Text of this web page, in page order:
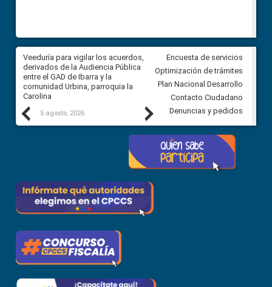
Previous
Veeduría para vigilar los acuerdos,
derivados de la Audiencia Pública
entre el GAD de Ibarra y la
comunidad Urbina, parroquia la
Carolina
5 agosto, 2026
CPCCS convoca a Veeduría
Ciudadana para vigilar el
5 agosto, 2026
Next
Encuesta de servicios
Optimización de trámites
Plan Nacional Desarrollo
Contacto Ciudadano
Denuncias y pedidos